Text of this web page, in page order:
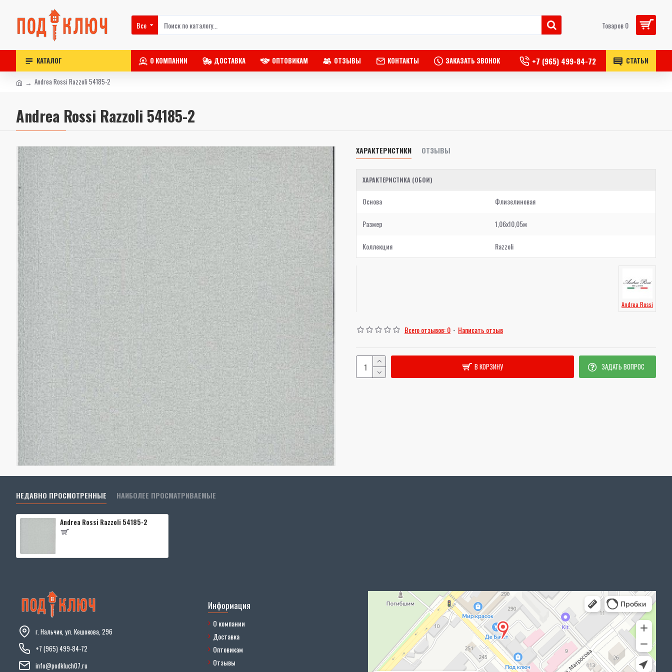
Все Товаров 0
КАТАЛОГ О КОМПАНИИ ДОСТАВКА ОПТОВИКАМ ОТЗЫВЫ КОНТАКТЫ ЗАКАЗАТЬ ЗВОНОК +7 (965) 499-84-72 СТАТЬИ
Andrea Rossi Razzoli 54185-2
Andrea Rossi Razzoli 54185-2
ХАРАКТЕРИСТИКИ ОТЗЫВЫ
ХАРАКТЕРИСТИКА (ОБОИ)
Основа Флизелиновая
Размер 1,06x10,05м
Коллекция Razzoli
Andrea Rossi
Всего отзывов: 0 - Написать отзыв
В КОРЗИНУ ЗАДАТЬ ВОПРОС
НЕДАВНО ПРОСМОТРЕННЫЕ НАИБОЛЕЕ ПРОСМАТРИВАЕМЫЕ
Andrea Rossi Razzoli 54185-2
г. Нальчик, ул. Кешокова, 296
+7 (965) 499-84-72
info@podkluch07.ru
Информация
О компании
Доставка
Оптовикам
Отзывы